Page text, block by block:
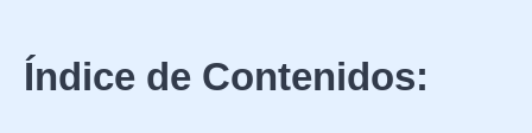
Índice de Contenidos: